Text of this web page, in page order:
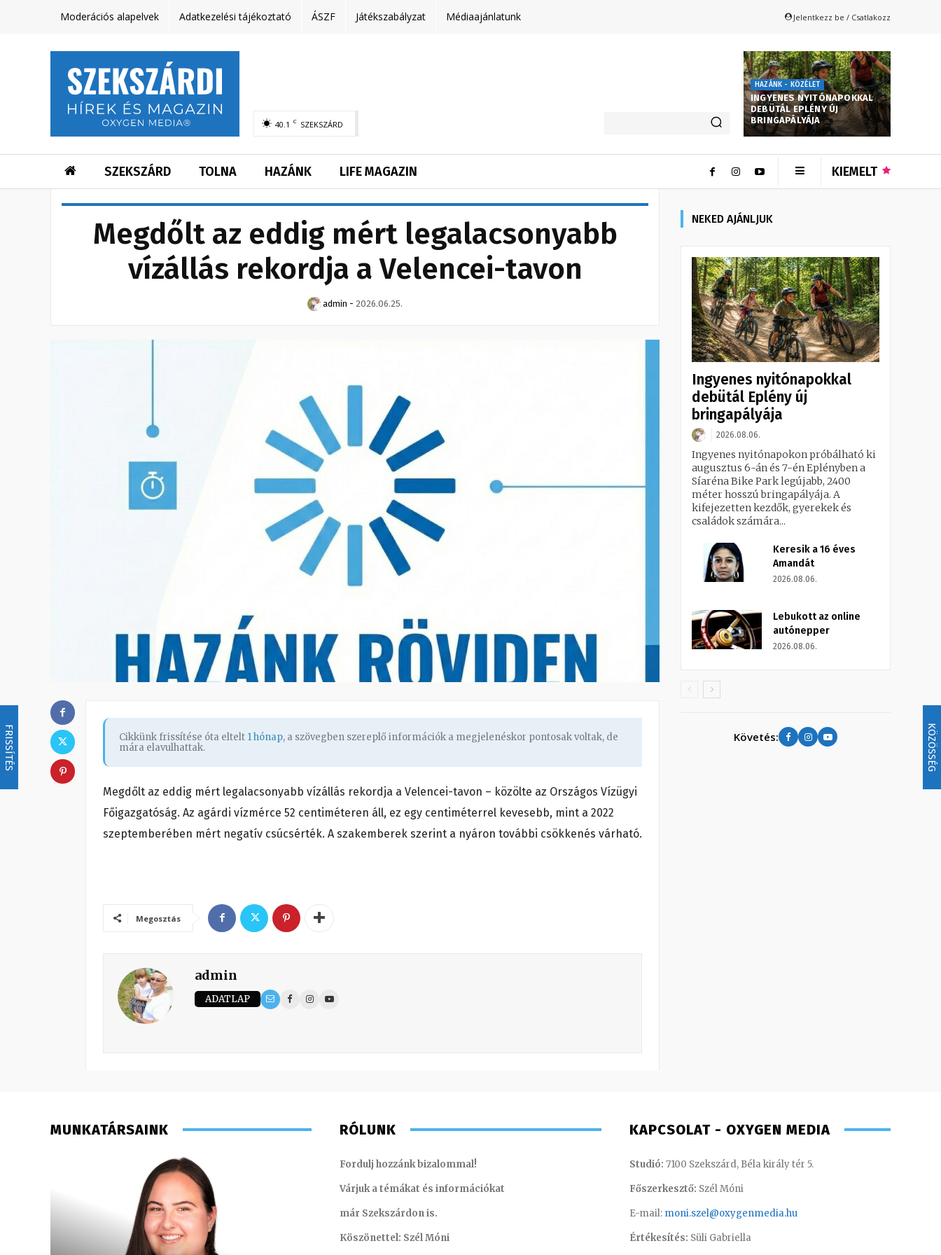
FRISSÍTÉS KÖZÖSSÉG
Moderációs alapelvek Adatkezelési tájékoztató ÁSZF Játékszabályzat Médiaajánlatunk Jelentkezz be / Csatlakozz
40.1 C SZEKSZÁRD
HAZÁNK - KÖZÉLET
INGYENES NYITÓNAPOKKAL
DEBÜTÁL EPLÉNY ÚJ
BRINGAPÁLYÁJA
SZEKSZÁRD TOLNA HAZÁNK LIFE MAGAZIN KIEMELT
Megdőlt az eddig mért legalacsonyabb
vízállás rekordja a Velencei-tavon
admin - 2026.06.25.
Cikkünk frissítése óta eltelt 1 hónap, a szövegben szereplő információk a megjelenéskor pontosak voltak, de
mára elavulhattak.
Megdőlt az eddig mért legalacsonyabb vízállás rekordja a Velencei-tavon – közölte az Országos Vízügyi
Főigazgatóság. Az agárdi vízmérce 52 centiméteren áll, ez egy centiméterrel kevesebb, mint a 2022
szeptemberében mért negatív csúcsérték. A szakemberek szerint a nyáron további csökkenés várható.
Megosztás
admin
ADATLAP
NEKED AJÁNLJUK
Ingyenes nyitónapokkal
debütál Eplény új
bringapályája
2026.08.06.
Ingyenes nyitónapokon próbálható ki
augusztus 6-án és 7-én Eplényben a
Síaréna Bike Park legújabb, 2400
méter hosszú bringapályája. A
kifejezetten kezdők, gyerekek és
családok számára...
Keresik a 16 éves
Amandát
2026.08.06.
Lebukott az online
autónepper
2026.08.06.
Követés:
MUNKATÁRSAINK RÓLUNK
Fordulj hozzánk bizalommal!
Várjuk a témákat és információkat
már Szekszárdon is.
Köszönettel: Szél Móni
KAPCSOLAT - OXYGEN MEDIA
Studió: 7100 Szekszárd, Béla király tér 5.
Főszerkesztő: Szél Móni
E-mail: moni.szel@oxygenmedia.hu
Értékesítés: Süli Gabriella